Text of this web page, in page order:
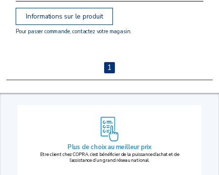
Informations sur le produit
Pour passer commande, contactez votre magasin.
1
Plus de choix au meilleur prix
Etre client chez COPRA, c’est bénéficier de la puissance d’achat et de
l’assistance d’un grand réseau national.